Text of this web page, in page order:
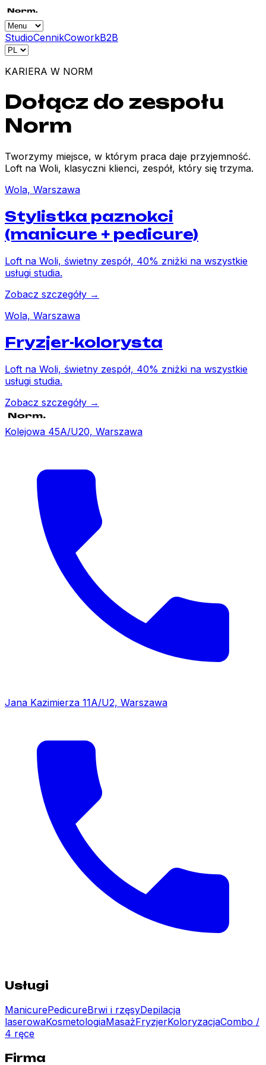
StudioCennikCoworkB2B
KARIERA W NORM
Dołącz do zespołu
Norm
Tworzymy miejsce, w którym praca daje przyjemność.
Loft na Woli, klasyczni klienci, zespół, który się trzyma.
Wola, Warszawa
Stylistka paznokci
(manicure + pedicure)
Loft na Woli, świetny zespół, 40% zniżki na wszystkie
usługi studia.
Zobacz szczegóły →
Wola, Warszawa
Fryzjer-kolorysta
Loft na Woli, świetny zespół, 40% zniżki na wszystkie
usługi studia.
Zobacz szczegóły →
Kolejowa 45A/U20, Warszawa
Jana Kazimierza 11A/U2, Warszawa
Usługi
ManicurePedicureBrwi i rzęsyDepilacja
laserowaKosmetologiaMasażFryzjerKoloryzacjaCombo /
4 ręce
Firma